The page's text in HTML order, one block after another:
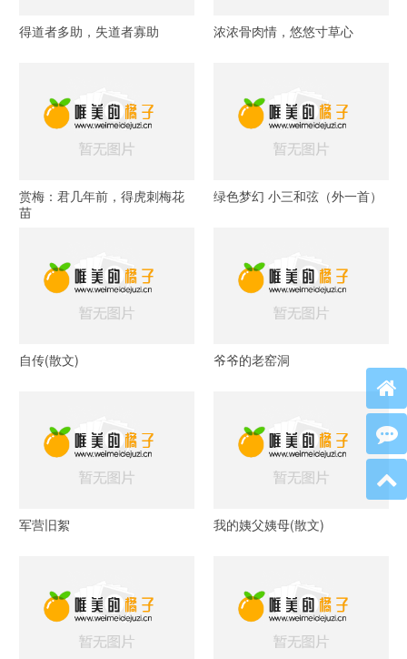
得道者多助，失道者寡助 浓浓骨肉情，悠悠寸草心
赏梅：君几年前，得虎刺梅花
苗
绿色梦幻 小三和弦（外一首）
自传(散文) 爷爷的老窑洞
军营旧絮 我的姨父姨母(散文)